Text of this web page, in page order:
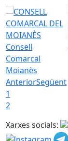
Consell
Comarcal
Moianès
AnteriorSegüent
1
2
Xarxes socials: